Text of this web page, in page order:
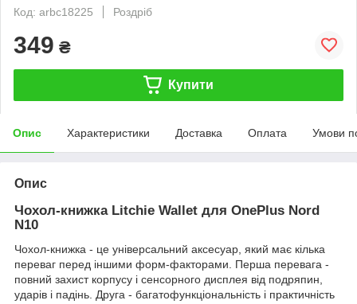
Код: arbc18225
Роздріб
349 ₴
Купити
Опис Характеристики Доставка Оплата Умови
Опис
Чохол-книжка Litchie Wallet для OnePlus Nord
N10
Чохол-книжка - це універсальний аксесуар, який має кілька
переваг перед іншими форм-факторами. Перша перевага -
повний захист корпусу і сенсорного дисплея від подряпин,
ударів і падінь. Друга - багатофункціональність і практичність